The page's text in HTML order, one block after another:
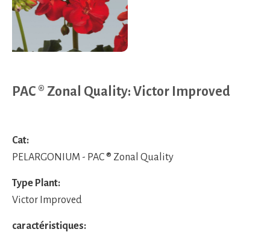
PAC ® Zonal Quality: Victor Improved
Cat:
PELARGONIUM - PAC ® Zonal Quality
Type Plant:
Victor Improved
caractéristiques: